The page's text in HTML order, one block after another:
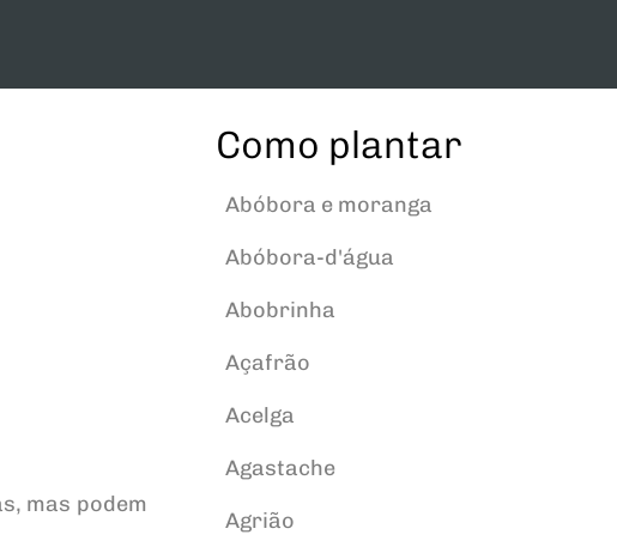
mas podem
Como plantar
Abóbora e moranga
Abóbora-d'água
Abobrinha
Açafrão
Acelga
Agastache
Agrião